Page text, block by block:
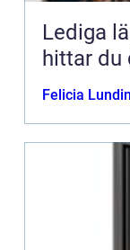
Lediga
hittar du
Felicia Lundin